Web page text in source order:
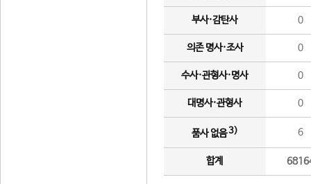
부사·감탄사 0
의존 명사·조사 0
수사·관형사·명사 0
대명사·관형사 0
품사 없음3) 6
합계